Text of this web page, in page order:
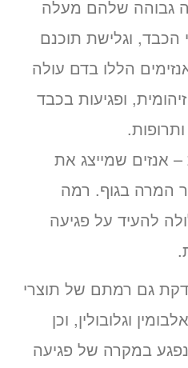
גבוהה שלהם מעלה
וגלישת תוכנם
הללו בדם עולה
ופגיעות בכבד
אנזים שמייצג את
המרה בגוף. רמה
להעיד על פגיעה
גם רמתם של תוצרי
וגלובולין, וכן
במקרה של פגיעה